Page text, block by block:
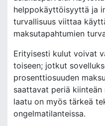
helppokäyttöisyyttä ja
turvallisuus viittaa
maksutapahtumien
Erityisesti kulut voivat
toiseen; jotkut
prosenttiosuuden
saattavat periä kiinteän
laatu on myös tärkeä
ongelmatilanteissa.